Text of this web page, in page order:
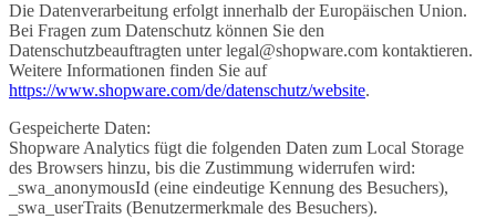
Die Datenverarbeitung erfolgt innerhalb der Europäischen Union.
Bei Fragen zum Datenschutz können Sie den
Datenschutzbeauftragten unter legal@shopware.com kontaktieren.
Weitere Informationen finden Sie auf
https://www.shopware.com/de/datenschutz/website.
Gespeicherte Daten:
Shopware Analytics fügt die folgenden Daten zum Local Storage
des Browsers hinzu, bis die Zustimmung widerrufen wird:
_swa_anonymousId (eine eindeutige Kennung des Besuchers),
_swa_userTraits (Benutzermerkmale des Besuchers).